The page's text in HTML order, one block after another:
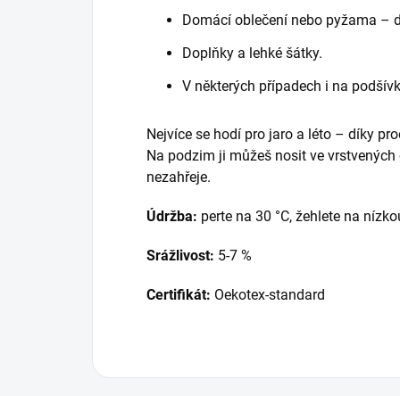
Domácí oblečení nebo pyžama –
Doplňky a lehké šátky.
V některých případech i na
Nejvíce se hodí pro jaro a léto – díky
Na podzim ji můžeš nosit ve
nezahřeje.
Údržba: perte na 30 °C, žehlete na
Srážlivost: 5-7 %
Certifikát: Oekotex-standard